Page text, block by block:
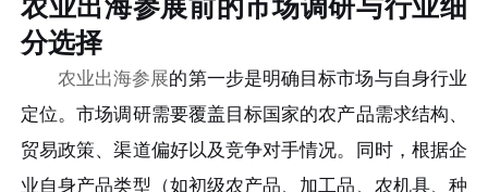
农业出海参展前的市场调研与行业细
分选择
农业出海参展的第一步是明确目标市场与自身行业
定位。市场调研需要覆盖目标国家的农产品需求结构、
贸易政策、渠道偏好以及竞争对手情况。同时，根据企
业自身产品类型（如初级农产品、加工品、农机具、种